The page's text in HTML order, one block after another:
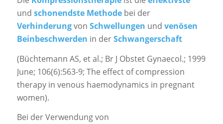
und schonendste Methodebei der
Verhinderungvon Schwellungen und venösen
Beinbeschwerden in derSchwangerschaft
(Büchtemann AS, et al.; Br J Obstet Gynaecol.; 1999
June; 106(6):563-9; The effect of compression
therapy in venous haemodynamics in pregnant
women).
Bei der Verwendung von